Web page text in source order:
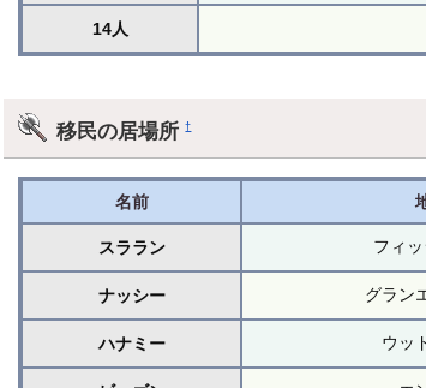
14人
移民の居場所†
名前
スララン フィ
ナッシー グラン
ハナミー ウッ